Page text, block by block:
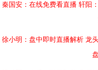
秦国安：在线免费看直播 轩阳
徐小明：盘中即时直播解析 龙